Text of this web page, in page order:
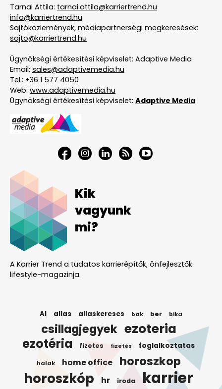
Tarnai Attila: tarnai.attila@karriertrend.hu
info@karriertrend.hu
Sajtóközlemények, médiapartnerségi megkeresések:
sajto@karriertrend.hu
Ügynökségi értékesítési képviselet: Adaptive Media
Email: sales@adaptivemedia.hu
Tel.: +36 1 577 4050
Web: www.adaptivemedia.hu
Ügynökségi értékesítési képviselet: Adaptive Media
Kik
vagyunk
mi?
A Karrier Trend a tudatos karrierépítők, önfejlesztők
lifestyle-magazinja.
AI allas allaskereses bak ber bika
csillagjegyek ezoteria
ezotéria fizetes fizetés foglalkoztatas
halak home office horoszkop
horoszkóp hr iroda karrier